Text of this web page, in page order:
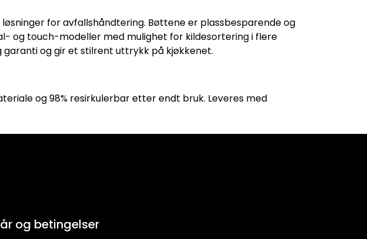
for avfallshåndtering. Bøttene er plassbesparende og
og touch-modeller med mulighet for kildesortering i flere
og gir et stilrent uttrykk på kjøkkenet.
og 98% resirkulerbar etter endt bruk. Leveres med
og betingelser